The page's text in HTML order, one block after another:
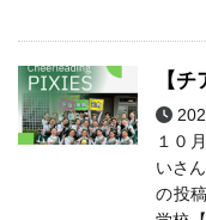
【
１０
いさ
の投